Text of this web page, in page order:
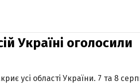
Україні оголосили
усі області України. 7 та 8